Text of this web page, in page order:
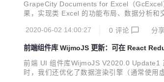
GrapeCity Documents for Excel（GcExcel
果，实现类 Excel 的功能布局、数据分析
2020-06-02 14:00:27
0 评论 分享
前端组件库 WijmoJS 更新：可在 React
前端 UI 组件库WijmoJS V2020.0 Update1
时，我们还优化了数据渲染引擎（通常使